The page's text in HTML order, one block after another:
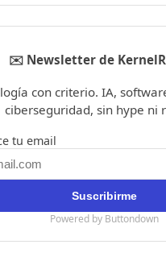
✉️ Newsletter de
con criterio. IA,
ciberseguridad, sin hype ni
tu email
Powered by Buttondown